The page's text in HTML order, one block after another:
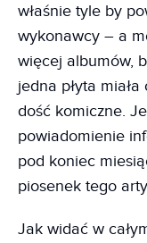
właśnie tyle by
wykonawcy – a
więcej albumów,
jedna płyta
dość komiczne.
powiadomienie
pod koniec
piosenek tego
Jak widać w